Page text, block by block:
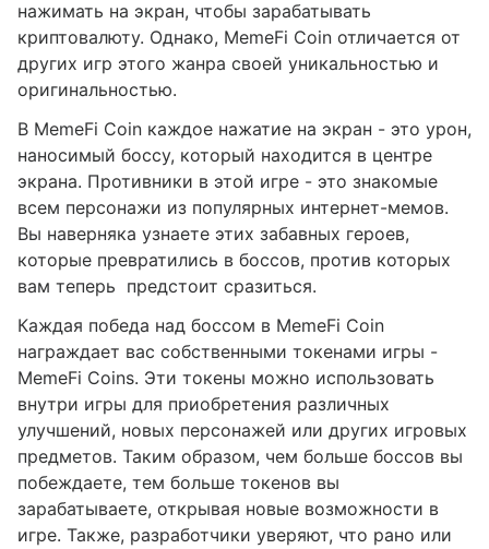
нажимать на экран, чтобы зарабатывать
криптовалюту. Однако, MemeFi Coin отличается от
других игр этого жанра своей уникальностью и
оригинальностью.
В MemeFi Coin каждое нажатие на экран - это урон,
наносимый боссу, который находится в центре
экрана. Противники в этой игре - это знакомые
всем персонажи из популярных интернет-мемов.
Вы наверняка узнаете этих забавных героев,
которые превратились в боссов, против которых
вам теперь предстоит сразиться.
Каждая победа над боссом в MemeFi Coin
награждает вас собственными токенами игры -
MemeFi Coins. Эти токены можно использовать
внутри игры для приобретения различных
улучшений, новых персонажей или других игровых
предметов. Таким образом, чем больше боссов вы
побеждаете, тем больше токенов вы
зарабатываете, открывая новые возможности в
игре. Также, разработчики уверяют, что рано или